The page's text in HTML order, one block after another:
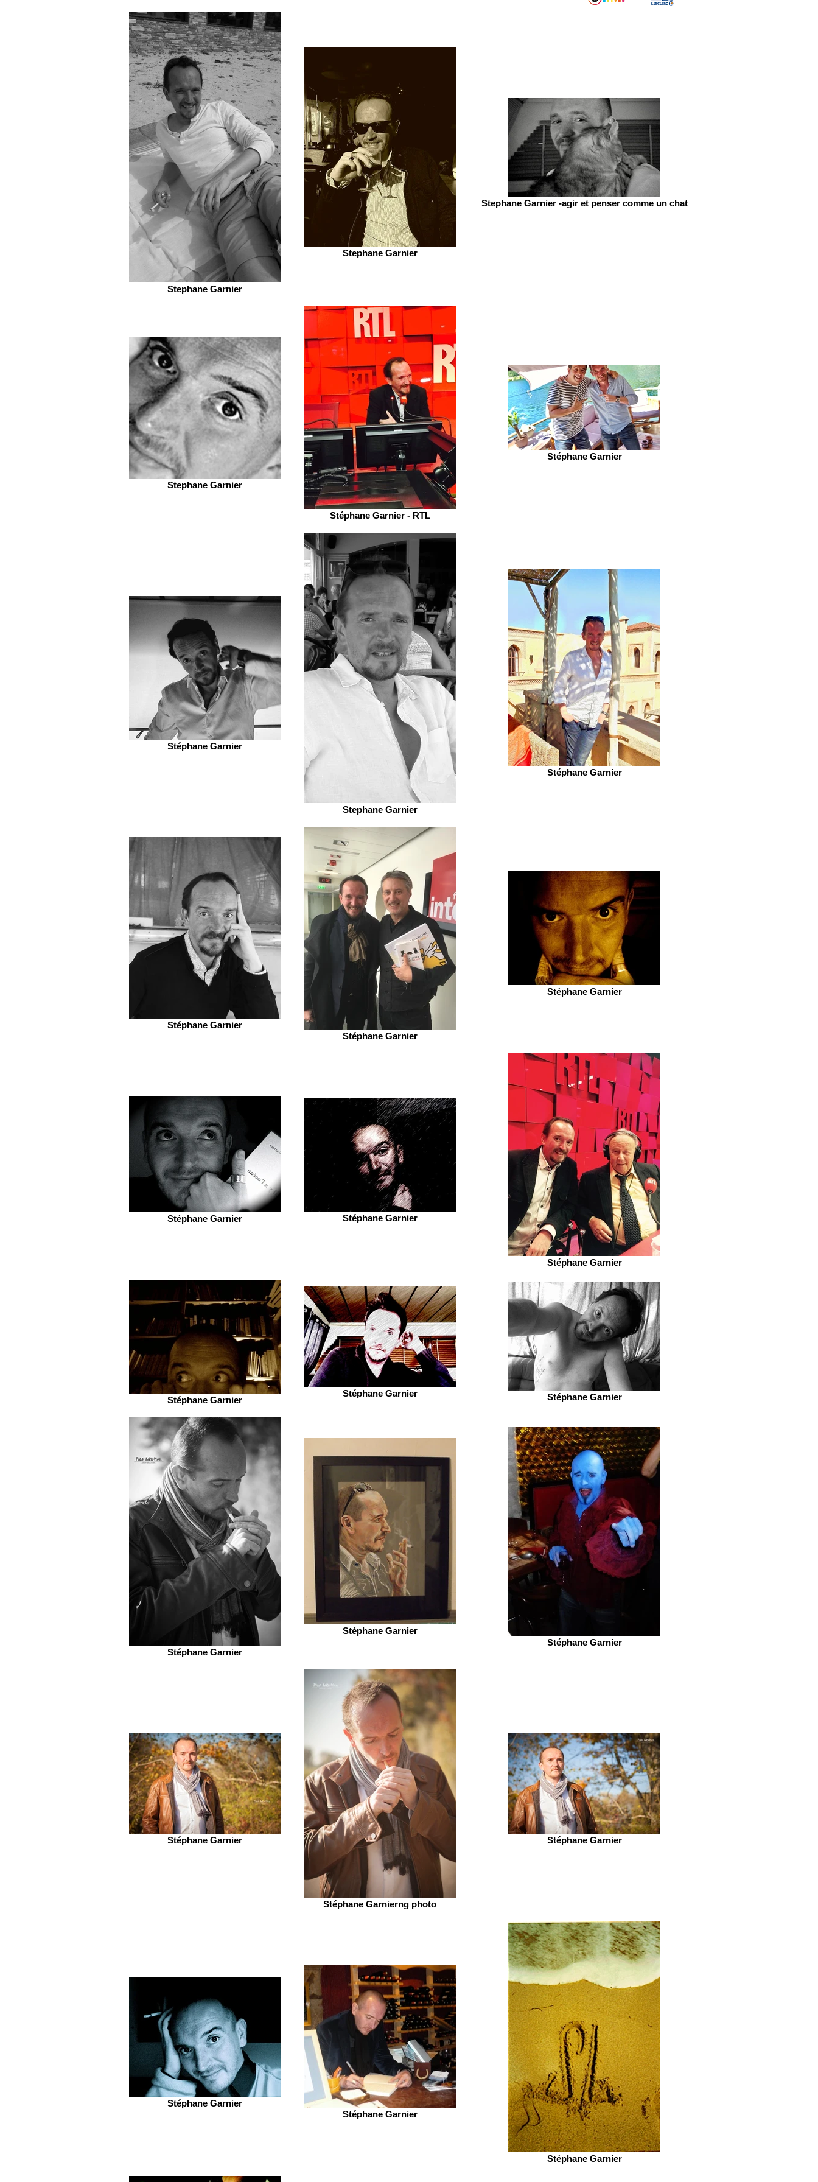
Stephane Garnier
Stephane Garnier
Stephane Garnier -agir et penser comme un chat
Stephane Garnier
Stéphane Garnier - RTL
Stéphane Garnier
Stéphane Garnier
Stephane Garnier
Stéphane Garnier
Stéphane Garnier
Stéphane Garnier
Stéphane Garnier
Stéphane Garnier Stéphane Garnier
Stéphane Garnier
Stéphane Garnier
Stéphane Garnier Stéphane Garnier
Stéphane Garnier
Stéphane Garnier
Stéphane Garnier
Stéphane Garnier
Stéphane Garnierng photo
Stéphane Garnier
Stéphane Garnier
Stéphane Garnier
Stéphane Garnier